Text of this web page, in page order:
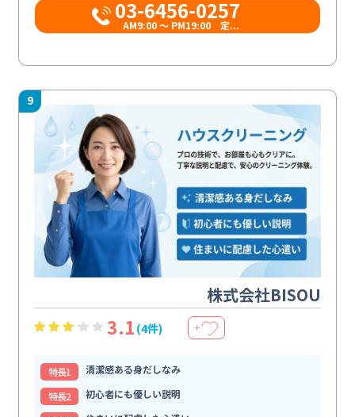
03-6456-0257
AM9:00 ～ PM19:00 定...
9
株式会社BISOU
3.1 (4件) ＋
特⻑1
清潔感ある身だしなみ
特⻑2
初心者にも優しい説明